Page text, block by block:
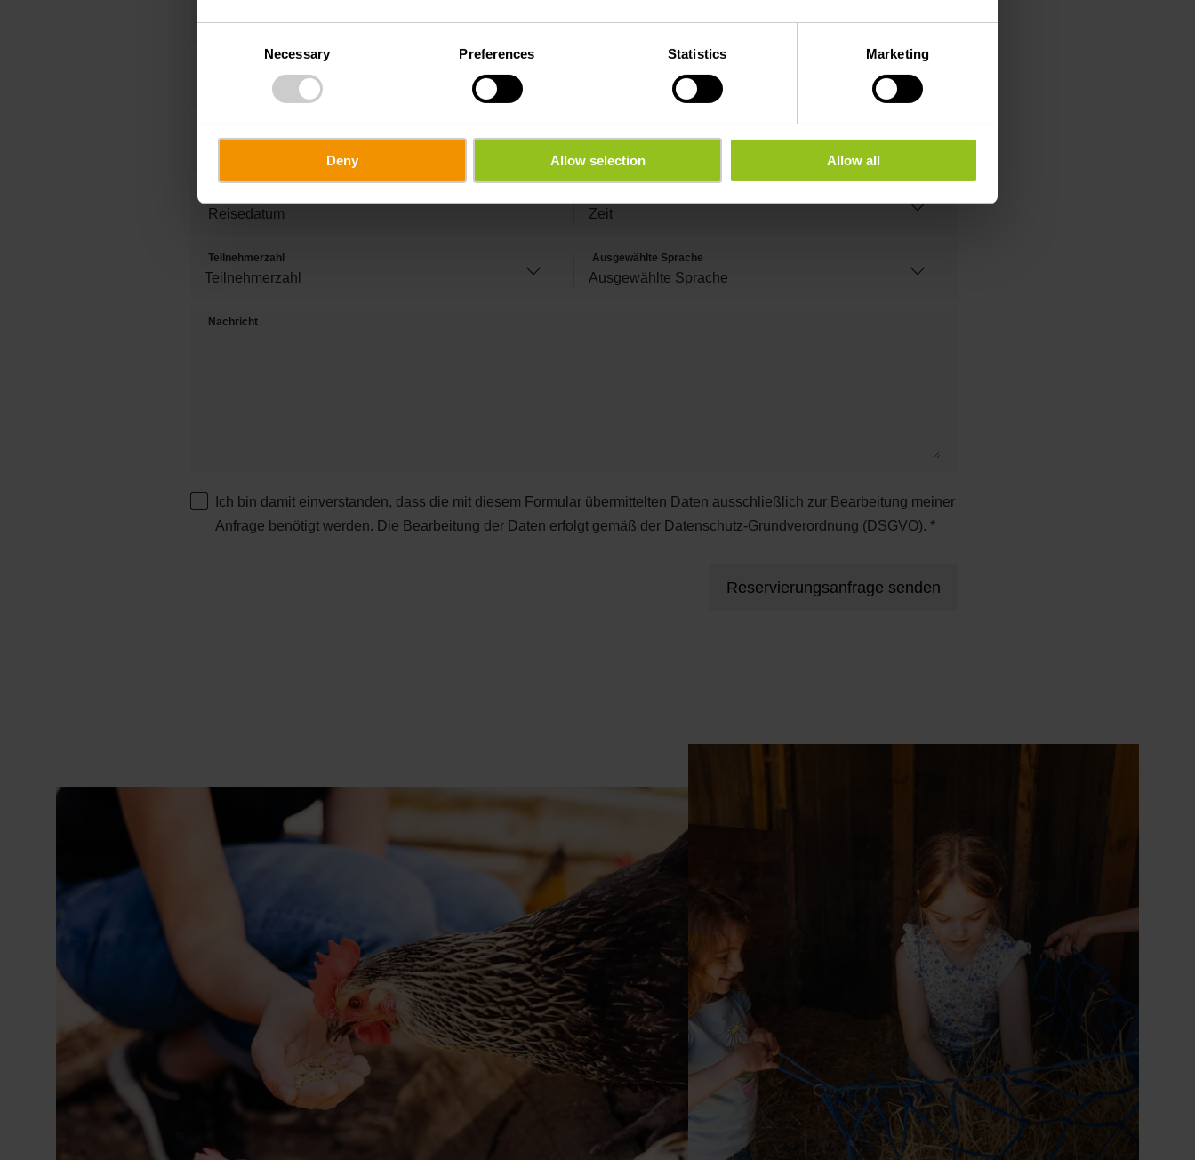
Necessary Preferences Statistics Marketing
Deny Allow selection Allow all
Teilnehmerzahl Ausgewählte Sprache
Nachricht
Ich bin damit einverstanden, dass die mit diesem Formular übermittelten Daten ausschließlich zur Bearbeitung meiner
Anfrage benötigt werden. Die Bearbeitung der Daten erfolgt gemäß der Datenschutz-Grundverordnung (DSGVO). *
Reservierungsanfrage senden